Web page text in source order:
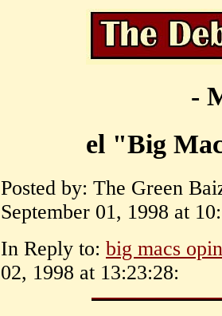
-
el "Big
Posted by: The Green
September 01, 1998 at
In Reply to: big macs
02, 1998 at 13:23:28: